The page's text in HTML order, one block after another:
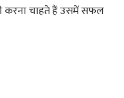
करना चाहते हैं उसमें सफल